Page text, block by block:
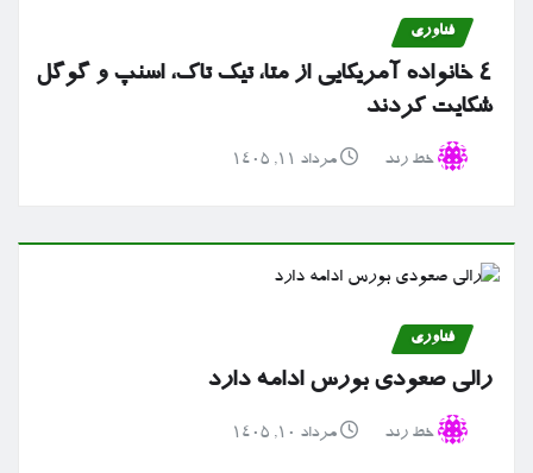
فناوری
۴ خانواده آمریکایی از متا، تیک تاک، اسنپ و گوگل
شکایت کردند
خط رند مرداد ۱۱, ۱۴۰۵
فناوری
رالی صعودی بورس ادامه دارد
خط رند مرداد ۱۰, ۱۴۰۵